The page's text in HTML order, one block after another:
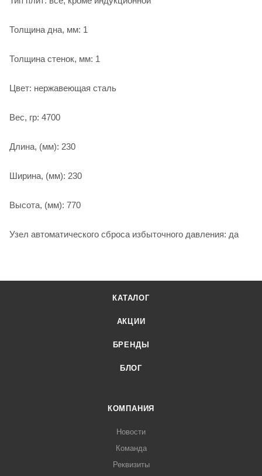
Толщина дна, мм: 1
Толщина стенок, мм: 1
Цвет: нержавеющая сталь
Вес, гр: 4700
Длина, (мм): 230
Ширина, (мм): 230
Высота, (мм): 770
Узел автоматического сброса избыточного давления: да
КАТАЛОГ
АКЦИИ
БРЕНДЫ
БЛОГ
КОМПАНИЯ
Новости
Команда
Реквизиты